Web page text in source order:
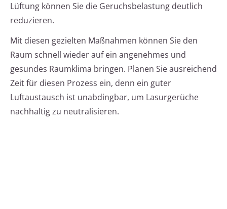
Lüftung können Sie die Geruchsbelastung deutlich
reduzieren.
Mit diesen gezielten Maßnahmen können Sie den
Raum schnell wieder auf ein angenehmes und
gesundes Raumklima bringen. Planen Sie ausreichend
Zeit für diesen Prozess ein, denn ein guter
Luftaustausch ist unabdingbar, um Lasurgerüche
nachhaltig zu neutralisieren.